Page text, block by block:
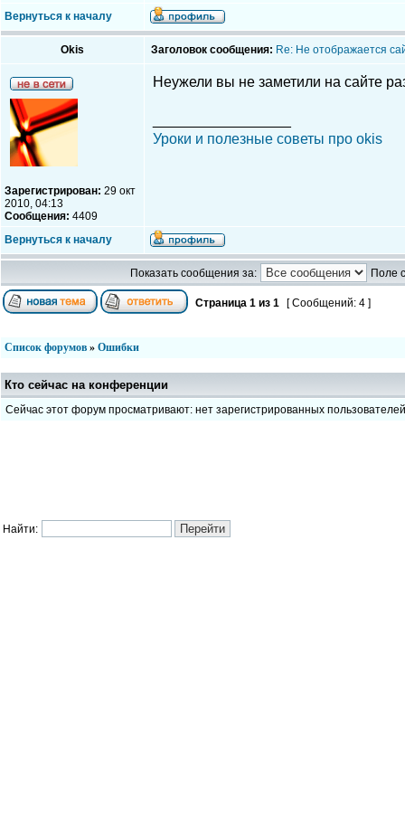
Вернуться к началу
Okis Заголовок сообщения: Re: Не отображается
Зарегистрирован: 29 окт
2010, 04:13
Сообщения: 4409
Неужели вы не заметили на сайте
Уроки и полезные советы про okis
Вернуться к началу
Показать сообщения за: Поле
Страница 1 из 1 [ Сообщений: 4 ]
Список форумов » Ошибки
Кто сейчас на конференции
Сейчас этот форум просматривают: нет зарегистрированных пользователей
Найти: